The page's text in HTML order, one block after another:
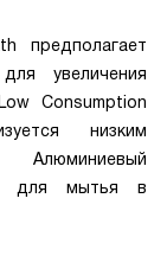
предполагает
увеличения
Consumption
низким
для мытья в